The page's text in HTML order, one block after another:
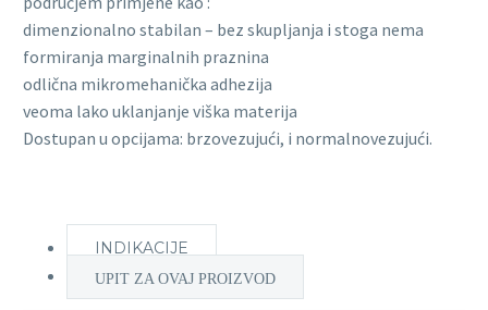
dimenzionalno stabilan – bez skupljanja i stoga nema
formiranja marginalnih praznina
odlična mikromehanička adhezija
veoma lako uklanjanje viška materija
Dostupan u opcijama: brzovezujući, i normalnovezujući.
INDIKACIJE
UPIT ZA OVAJ PROIZVOD